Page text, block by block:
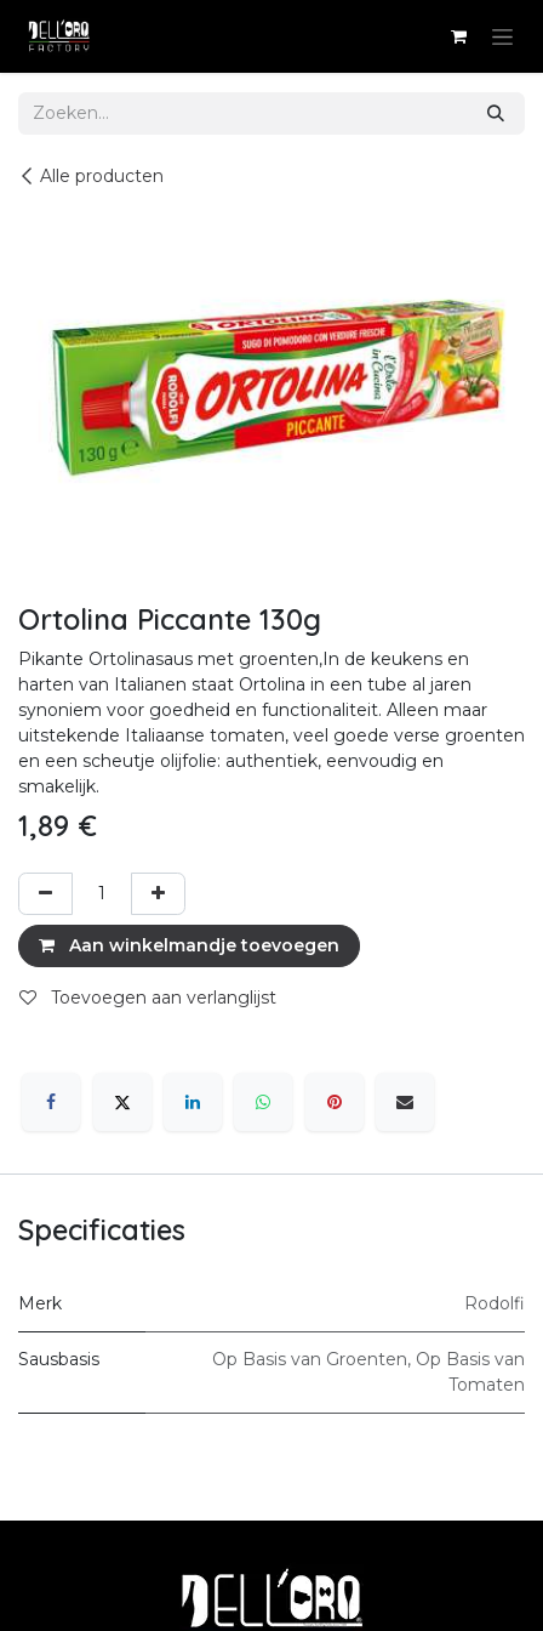
Alle producten
Ortolina Piccante 130g
Pikante Ortolinasaus met groenten,In de keukens en
harten van Italianen staat Ortolina in een tube al jaren
synoniem voor goedheid en functionaliteit. Alleen maar
uitstekende Italiaanse tomaten, veel goede verse groenten
en een scheutje olijfolie: authentiek, eenvoudig en
smakelijk.
1,89 €
Aan winkelmandje toevoegen
Toevoegen aan verlanglijst
Specificaties
Merk Rodolfi
Sausbasis Op Basis van Groenten, Op Basis van
Tomaten